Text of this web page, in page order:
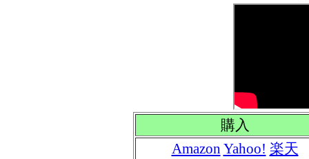
購入
Amazon Yahoo! 楽天